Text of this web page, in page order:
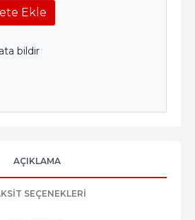
Ekle
bildir
AÇIKLAMA
SEÇENEKLERI